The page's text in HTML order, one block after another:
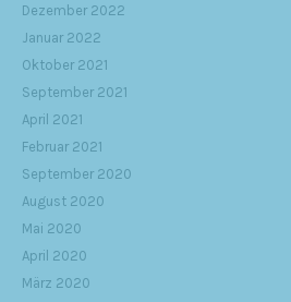
Dezember 2022
Januar 2022
Oktober 2021
September 2021
April 2021
Februar 2021
September 2020
August 2020
Mai 2020
April 2020
März 2020